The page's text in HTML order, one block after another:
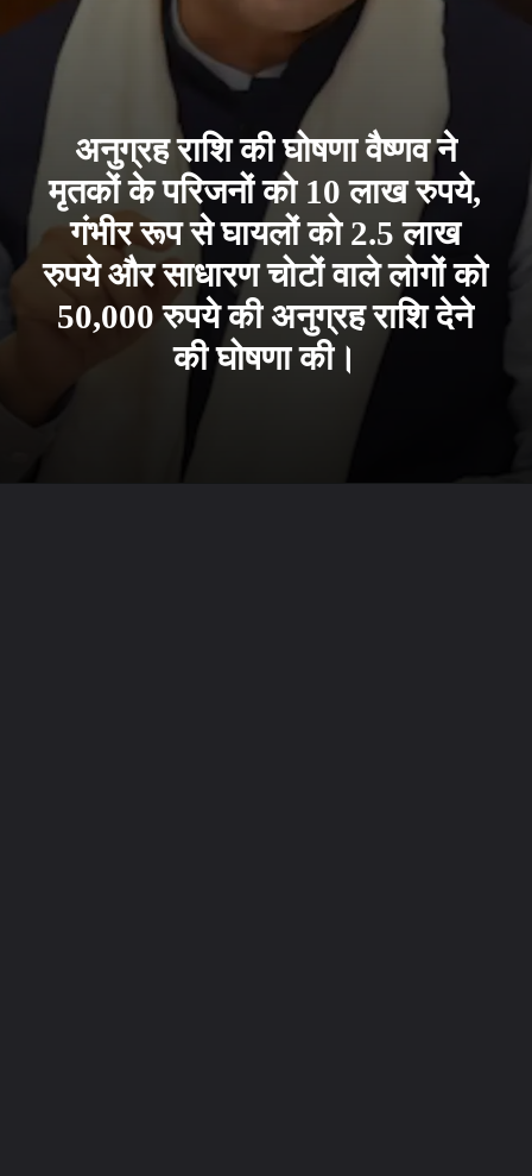
अनुग्रह राशि की घोषणा वैष्णव ने
मृतकों के परिजनों को 10 लाख रुपये,
गंभीर रूप से घायलों को 2.5 लाख
रुपये और साधारण चोटों वाले लोगों को
50,000 रुपये की अनुग्रह राशि देने
की घोषणा की।